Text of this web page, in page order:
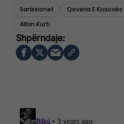
Sanksionet Qeveria E Kosovës
Albin Kurti